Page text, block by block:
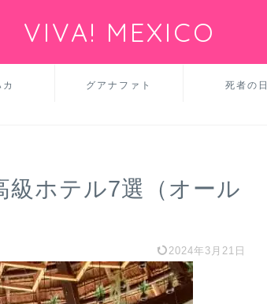
VIVA! MEXICO
グアナファト 死者の日
級ホテル7選（オール
2024年3月21日